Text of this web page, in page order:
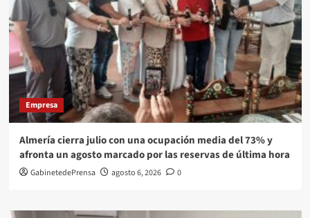
Empresa
Almería cierra julio con una ocupación media del 73% y
afronta un agosto marcado por las reservas de última hora
GabinetedePrensa agosto 6, 2026 0